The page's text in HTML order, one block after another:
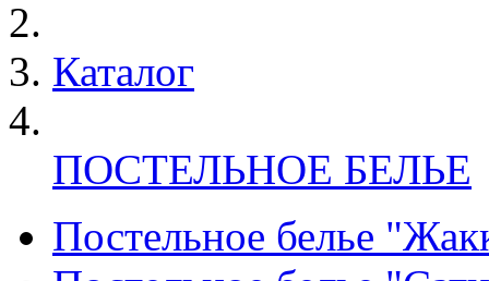
Каталог
ПОСТЕЛЬНОЕ БЕЛЬЕ
Постельное белье